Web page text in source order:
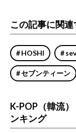
この記事に関
HOSHI
セブンティーン
K-POP（韓流
ンキング